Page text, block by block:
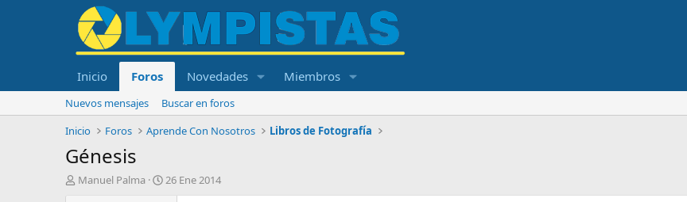
Inicio Foros Novedades Miembros
Nuevos mensajes
Buscar en foros
Inicio
Foros Aprende Con Nosotros Libros de Fotografía
Génesis
IManuel Palma
F
26 Ene 2014